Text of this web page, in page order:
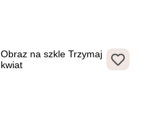
Obraz na szkle Trzymaj
kwiat